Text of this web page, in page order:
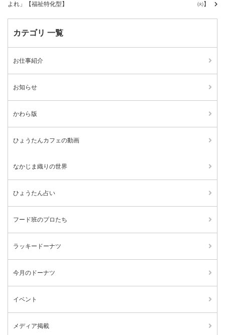
よれ」【福祉特化型】
㈫】
カテゴリ 一覧
お仕事紹介
お知らせ
かわら版
ひょうたんカフェの動画
なかじま織りの世界
ひょうたん占い
フード班のプロたち
ラッキードーナツ
今月のドーナツ
イベント
メディア掲載